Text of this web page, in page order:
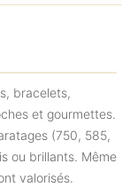
bracelets,
et gourmettes.
(750, 585,
ou brillants. Même
valorisés.